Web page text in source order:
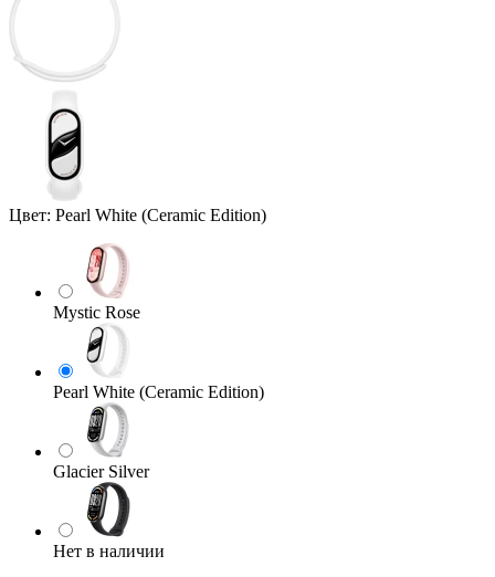
Цвет: Pearl White (Ceramic Edition)
Mystic Rose
Pearl White (Ceramic Edition)
Glacier Silver
Нет в наличии